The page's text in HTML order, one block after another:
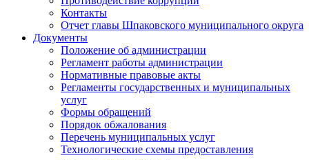
Контакты
Отчет главы Шпаковского муниципального округа
Документы
Положение об администрации
Регламент работы администрации
Нормативные правовые акты
Регламенты государственных и муниципальных
услуг
Формы обращений
Порядок обжалования
Перечень муниципальных услуг
Технологические схемы предоставления